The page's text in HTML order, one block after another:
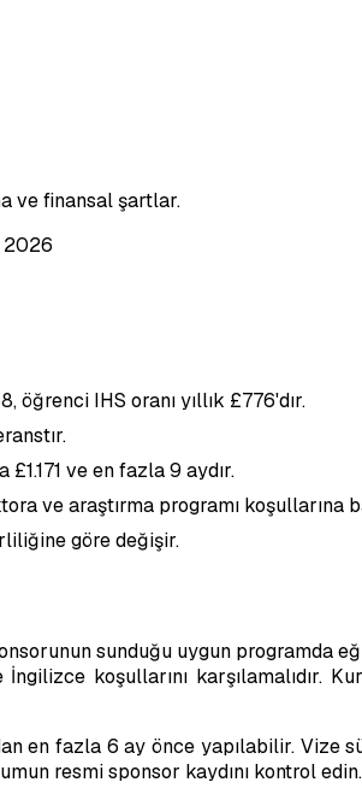
ve finansal şartlar.
2026
IHS oranı yıllık £776'dır.
£1.171 ve en fazla 9 aydır.
ve araştırma programı koşullarına
göre değişir.
sunduğu uygun programda
koşullarını karşılamalıdır.
en fazla 6 ay önce yapılabilir.
resmi sponsor kaydını kontrol edin.